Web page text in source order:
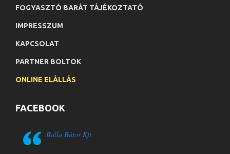
FOGYASZTÓ BARÁT TÁJÉKOZTATÓ
IMPRESSZUM
KAPCSOLAT
PARTNER BOLTOK
ONLINE ELÁLLÁS
FACEBOOK
Balla Bútor Kft